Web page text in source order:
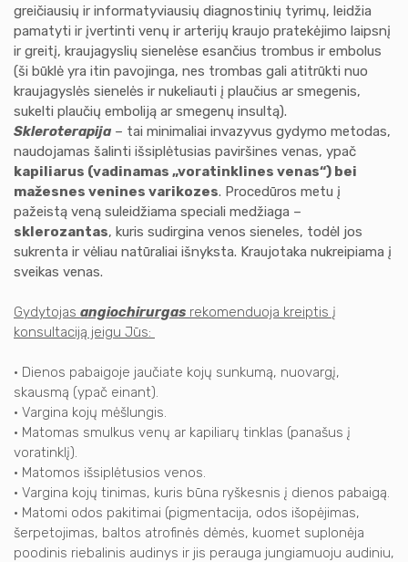
greičiausių ir informatyviausių diagnostinių tyrimų, leidžia
pamatyti ir įvertinti venų ir arterijų kraujo pratekėjimo laipsnį
ir greitį, kraujagyslių sienelėse esančius trombus ir embolus
(ši būklė yra itin pavojinga, nes trombas gali atitrūkti nuo
kraujagyslės sienelės ir nukeliauti į plaučius ar smegenis,
sukelti plaučių emboliją ar smegenų insultą).
Skleroterapija – tai minimaliai invazyvus gydymo metodas,
naudojamas šalinti išsiplėtusias paviršines venas, ypač
kapiliarus (vadinamas „voratinklines venas“) bei
mažesnes venines varikozes. Procedūros metu į
pažeistą veną suleidžiama speciali medžiaga –
sklerozantas, kuris sudirgina venos sieneles, todėl jos
sukrenta ir vėliau natūraliai išnyksta. Kraujotaka nukreipiama į
sveikas venas.
Gydytojas angiochirurgas rekomenduoja kreiptis į
konsultaciją jeigu Jūs:
• Dienos pabaigoje jaučiate kojų sunkumą, nuovargį,
skausmą (ypač einant).
• Vargina kojų mėšlungis.
• Matomas smulkus venų ar kapiliarų tinklas (panašus į
voratinklį).
• Matomos išsiplėtusios venos.
• Vargina kojų tinimas, kuris būna ryškesnis į dienos pabaigą.
• Matomi odos pakitimai (pigmentacija, odos išopėjimas,
šerpetojimas, baltos atrofinės dėmės, kuomet suplonėja
poodinis riebalinis audinys ir jis perauga jungiamuoju audiniu,